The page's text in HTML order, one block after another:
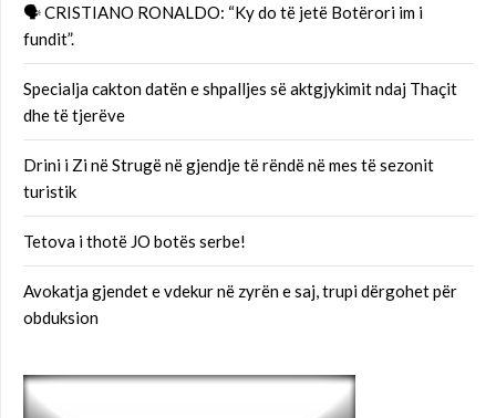
🗣 CRISTIANO RONALDO: “Ky do të jetë Botërori im i
fundit”.
Specialja cakton datën e shpalljes së aktgjykimit ndaj Thaçit
dhe të tjerëve
Drini i Zi në Strugë në gjendje të rëndë në mes të sezonit
turistik
Tetova i thotë JO botës serbe!
Avokatja gjendet e vdekur në zyrën e saj, trupi dërgohet për
obduksion